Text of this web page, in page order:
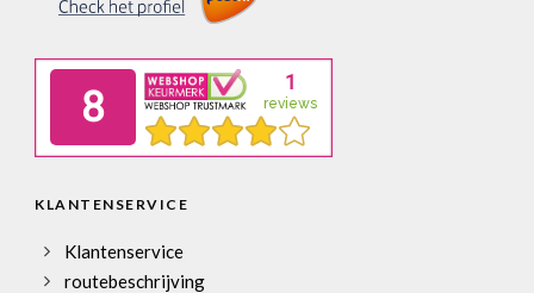
KLANTENSERVICE
Klantenservice
routebeschrijving